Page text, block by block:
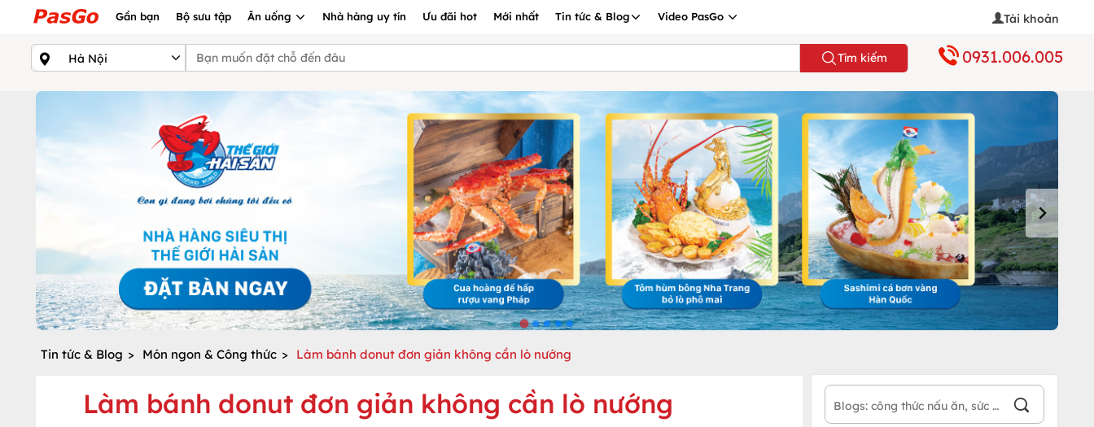
Gần bạn Bộ sưu tập Ăn uống Nhà hàng uy tín Ưu đãi hot Mới nhất Tin tức & Blog Video PasGo Tài khoản
Tìm kiếm 0931.006.005
Tin tức & Blog > Món ngon & Công thức > Làm bánh donut đơn giản không cần lò nướng
Làm bánh donut đơn giản không cần lò nướng